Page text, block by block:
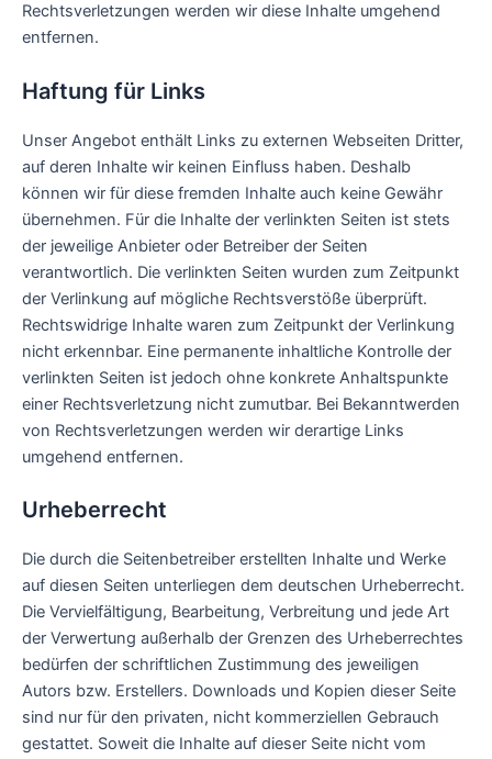
Rechtsverletzungen werden wir diese Inhalte umgehend
entfernen.
Haftung für Links
Unser Angebot enthält Links zu externen Webseiten Dritter,
auf deren Inhalte wir keinen Einfluss haben. Deshalb
können wir für diese fremden Inhalte auch keine Gewähr
übernehmen. Für die Inhalte der verlinkten Seiten ist stets
der jeweilige Anbieter oder Betreiber der Seiten
verantwortlich. Die verlinkten Seiten wurden zum Zeitpunkt
der Verlinkung auf mögliche Rechtsverstöße überprüft.
Rechtswidrige Inhalte waren zum Zeitpunkt der Verlinkung
nicht erkennbar. Eine permanente inhaltliche Kontrolle der
verlinkten Seiten ist jedoch ohne konkrete Anhaltspunkte
einer Rechtsverletzung nicht zumutbar. Bei Bekanntwerden
von Rechtsverletzungen werden wir derartige Links
umgehend entfernen.
Urheberrecht
Die durch die Seitenbetreiber erstellten Inhalte und Werke
auf diesen Seiten unterliegen dem deutschen Urheberrecht.
Die Vervielfältigung, Bearbeitung, Verbreitung und jede Art
der Verwertung außerhalb der Grenzen des Urheberrechtes
bedürfen der schriftlichen Zustimmung des jeweiligen
Autors bzw. Erstellers. Downloads und Kopien dieser Seite
sind nur für den privaten, nicht kommerziellen Gebrauch
gestattet. Soweit die Inhalte auf dieser Seite nicht vom